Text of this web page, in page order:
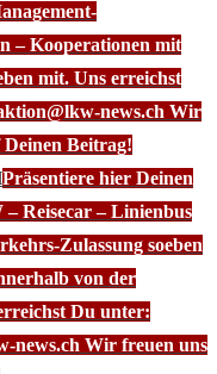
– Kooperationen mit
mit. Uns erreichst
news.ch Wir
Beitrag!
Präsentiere hier Deinen
Reisecar – Linienbus
Zulassung soeben
von der
Du unter:
news.ch Wir freuen uns